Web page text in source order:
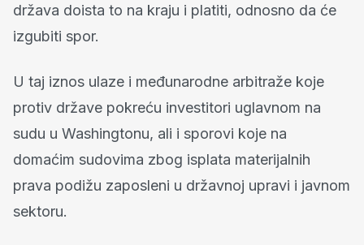
država doista to na kraju i platiti, odnosno da će
izgubiti spor.
U taj iznos ulaze i međunarodne arbitraže koje
protiv države pokreću investitori uglavnom na
sudu u Washingtonu, ali i sporovi koje na
domaćim sudovima zbog isplata materijalnih
prava podižu zaposleni u državnoj upravi i javnom
sektoru.